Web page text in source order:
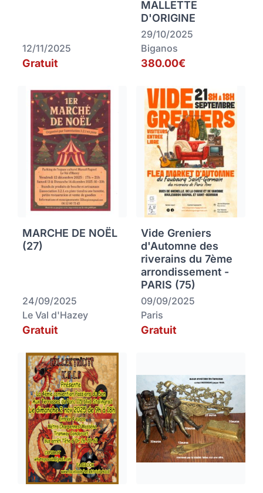
12/11/2025
Gratuit
MALLETTE
D'ORIGINE
29/10/2025
Biganos
380.00€
MARCHE DE NOËL
(27)
24/09/2025
Le Val d'Hazey
Gratuit
Vide Greniers
d'Automne des
riverains du 7ème
arrondissement -
PARIS (75)
09/09/2025
Paris
Gratuit